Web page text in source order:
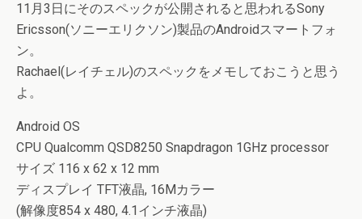
11月3日にそのスペックが公開されると思われるSony
Ericsson(ソニーエリクソン)製品のAndroidスマートフォ
ン。
Rachael(レイチェル)のスペックをメモしておこうと思う
よ。
Android OS
CPU Qualcomm QSD8250 Snapdragon 1GHz processor
サイズ 116 x 62 x 12 mm
ディスプレイ TFT液晶, 16Mカラー
(解像度854 x 480, 4.1インチ液晶)